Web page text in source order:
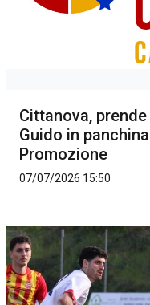
Cittanova,
Guido in
Promozione
07/07/2026 15:50